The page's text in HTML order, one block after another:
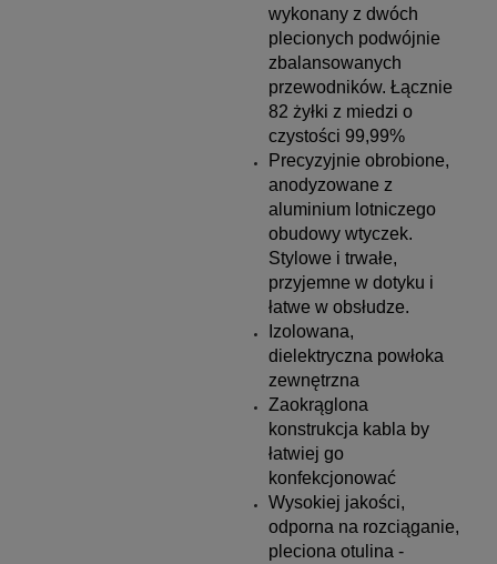
wykonany z dwóch
plecionych podwójnie
zbalansowanych
przewodników. Łącznie
82 żyłki z miedzi o
czystości 99,99%
Precyzyjnie obrobione,
anodyzowane z
aluminium lotniczego
obudowy wtyczek.
Stylowe i trwałe,
przyjemne w dotyku i
łatwe w obsłudze.
Izolowana,
dielektryczna powłoka
zewnętrzna
Zaokrąglona
konstrukcja kabla by
łatwiej go
konfekcjonować
Wysokiej jakości,
odporna na rozciąganie,
pleciona otulina -